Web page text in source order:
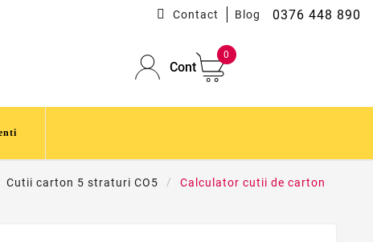
0376 448 890
Contact Blog
Cont
0
Cutii carton 5 straturi CO5
Calculator cutii de carton